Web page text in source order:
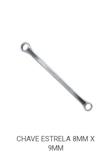
CHAVE ESTRELA 8MM X
9MM